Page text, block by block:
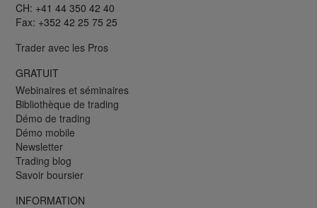
CH: +41 44 350 42 40
Fax: +352 42 25 75 25
Trader avec les Pros
GRATUIT
Webinaires et séminaires
Bibliothèque de trading
Démo de trading
Démo mobile
Newsletter
Trading blog
Savoir boursier
INFORMATION